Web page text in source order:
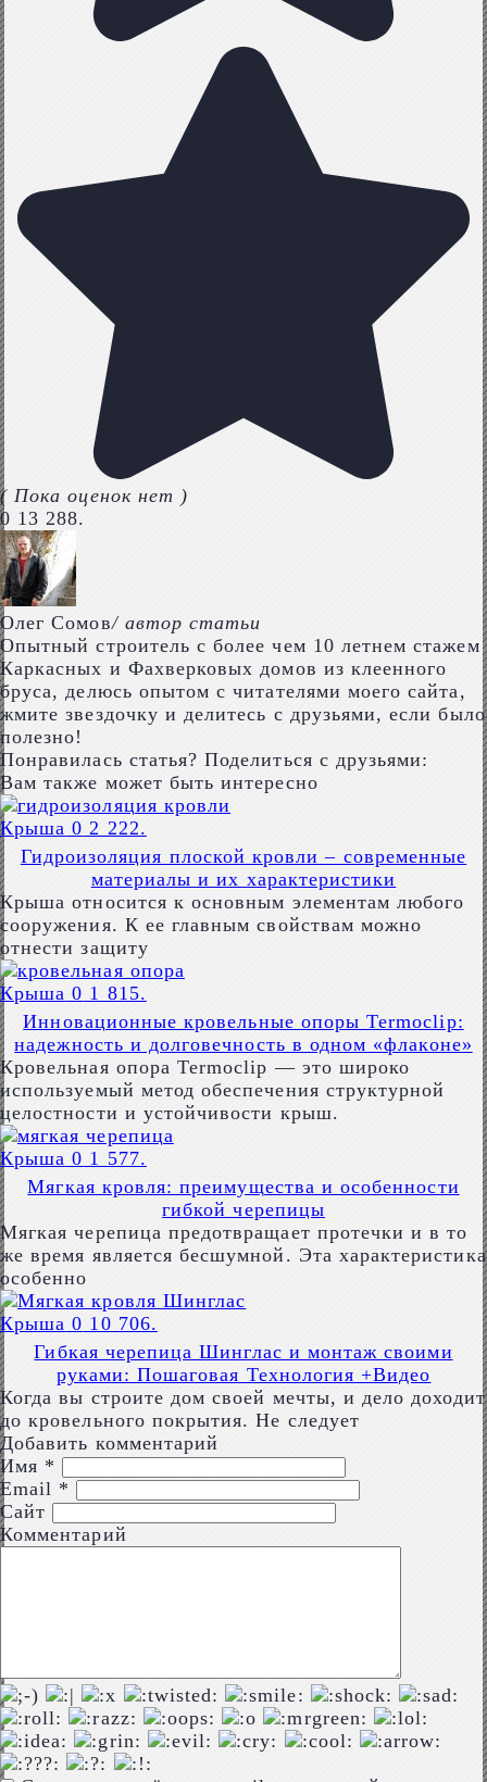
( Пока оценок нет )
0 13 288.
Олег Сомов/ автор статьи
Опытный строитель с более чем 10 летнем стажем
Каркасных и Фахверковых домов из клеенного
бруса, делюсь опытом с читателями моего сайта,
жмите звездочку и делитесь с друзьями, если было
полезно!
Понравилась статья? Поделиться с друзьями:
Вам также может быть интересно
Крыша 0 2 222.
Гидроизоляция плоской кровли – современные
материалы и их характеристики
Крыша относится к основным элементам любого
сооружения. К ее главным свойствам можно
отнести защиту
Крыша 0 1 815.
Инновационные кровельные опоры Termoclip:
надежность и долговечность в одном «флаконе»
Кровельная опора Termoclip — это широко
используемый метод обеспечения структурной
целостности и устойчивости крыш.
Крыша 0 1 577.
Мягкая кровля: преимущества и особенности
гибкой черепицы
Мягкая черепица предотвращает протечки и в то
же время является бесшумной. Эта характеристика
особенно
Крыша 0 10 706.
Гибкая черепица Шинглас и монтаж своими
руками: Пошаговая Технология +Видео
Когда вы строите дом своей мечты, и дело доходит
до кровельного покрытия. Не следует
Добавить комментарий
Имя *
Email *
Сайт
Комментарий